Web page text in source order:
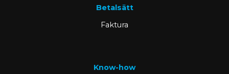
Betalsätt
Faktura
Know-how